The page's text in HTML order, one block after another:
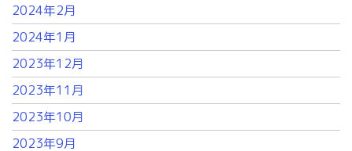
2024年2月
2024年1月
2023年12月
2023年11月
2023年10月
2023年9月